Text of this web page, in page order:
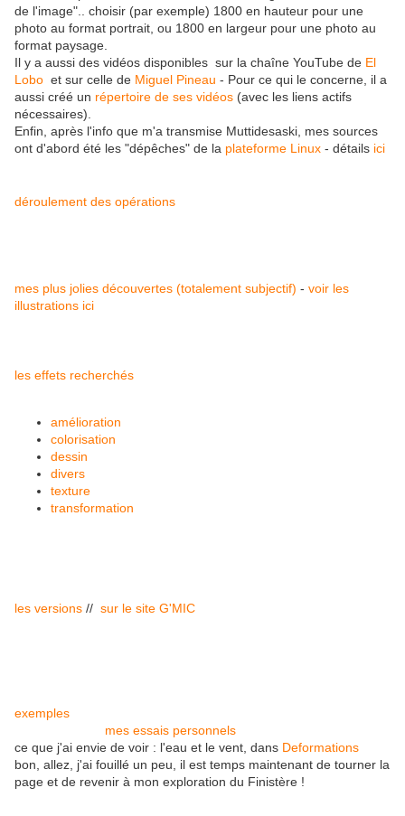
de l'image".. choisir (par exemple) 1800 en hauteur pour une
photo au format portrait, ou 1800 en largeur pour une photo au
format paysage.
Il y a aussi des vidéos disponibles sur la chaîne YouTube de El
Lobo et sur celle de Miguel Pineau - Pour ce qui le concerne, il a
aussi créé un répertoire de ses vidéos (avec les liens actifs
nécessaires).
Enfin, après l'info que m'a transmise Muttidesaski, mes sources
ont d'abord été les "dépêches" de la plateforme Linux - détails ici
déroulement des opérations
mes plus jolies découvertes (totalement subjectif) - voir les
illustrations ici
les effets recherchés
amélioration
colorisation
dessin
divers
texture
transformation
les versions // sur le site G'MIC
exemples
mes essais personnels
ce que j'ai envie de voir : l'eau et le vent, dans Deformations
bon, allez, j'ai fouillé un peu, il est temps maintenant de tourner la
page et de revenir à mon exploration du Finistère !